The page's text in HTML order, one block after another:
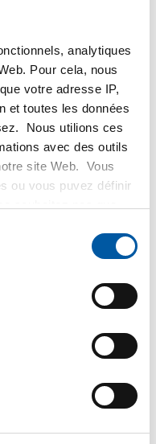
analytiques
Pour cela, nous
votre adresse IP,
et toutes les données
Nous utilions ces
avec des outils
site Web. Vous
ou vous puvez définir
que nous conservons
travaillons dans notre
socket weld half
3000#
0215
la dimension
half socket NPT
la dimension